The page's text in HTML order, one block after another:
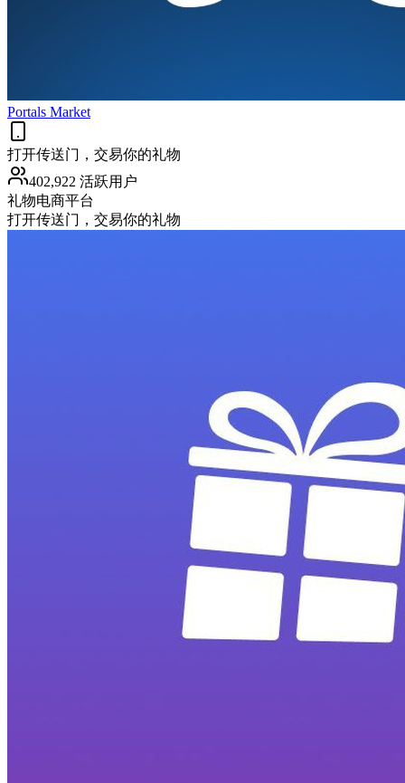
Portals Market
打开传送门，交易你的礼物
402,922 活跃用户
礼物电商平台
打开传送门，交易你的礼物